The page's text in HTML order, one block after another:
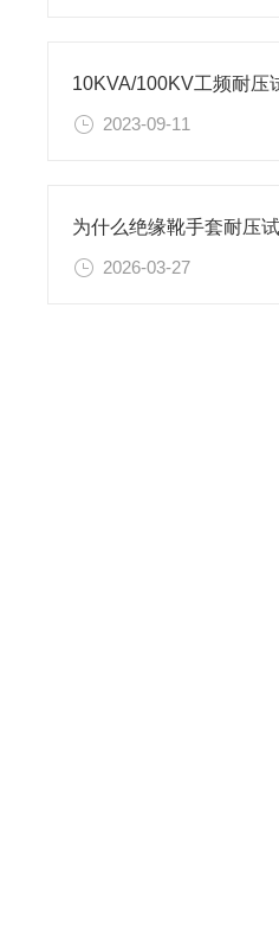
2023-09-11
2026-03-27